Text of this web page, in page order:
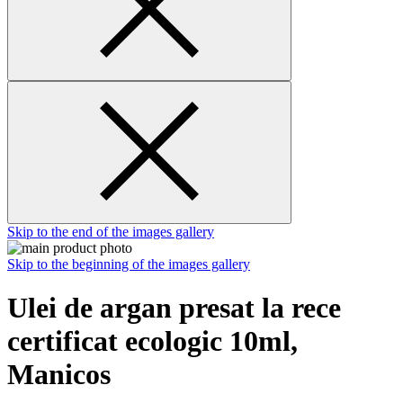
Skip to the end of the images gallery
Skip to the beginning of the images gallery
Ulei de argan presat la rece
certificat ecologic 10ml,
Manicos